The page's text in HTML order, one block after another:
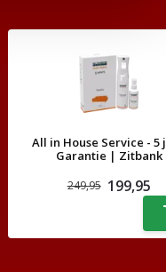
All in House Service - 5
Garantie | Zitbank
249,95 199,95